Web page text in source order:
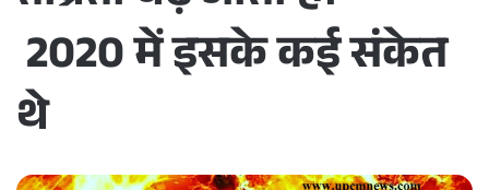
2020 में इसके कई संकेत
थे